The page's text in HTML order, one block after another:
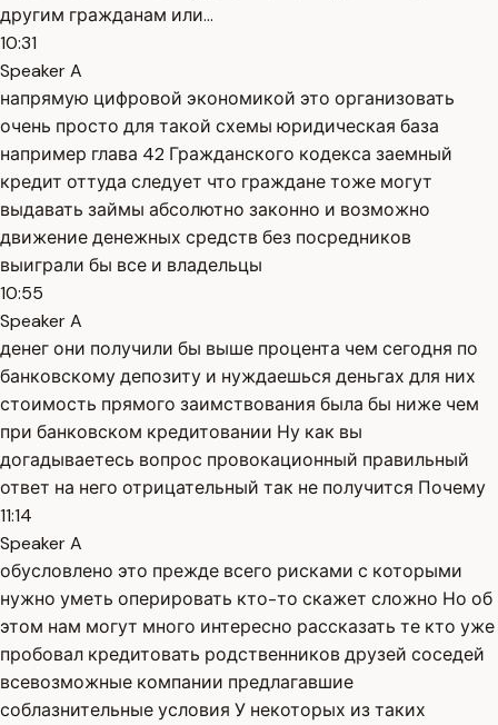
другим гражданам или...
10:31
Speaker A
напрямую цифровой экономикой это организовать
очень просто для такой схемы юридическая база
например глава 42 Гражданского кодекса заемный
кредит оттуда следует что граждане тоже могут
выдавать займы абсолютно законно и возможно
движение денежных средств без посредников
выиграли бы все и владельцы
10:55
Speaker A
денег они получили бы выше процента чем сегодня по
банковскому депозиту и нуждаешься деньгах для них
стоимость прямого заимствования была бы ниже чем
при банковском кредитовании Ну как вы
догадываетесь вопрос провокационный правильный
ответ на него отрицательный так не получится Почему
11:14
Speaker A
обусловлено это прежде всего рисками с которыми
нужно уметь оперировать кто-то скажет сложно Но об
этом нам могут много интересно рассказать те кто уже
пробовал кредитовать родственников друзей соседей
всевозможные компании предлагавшие
соблазнительные условия У некоторых из таких